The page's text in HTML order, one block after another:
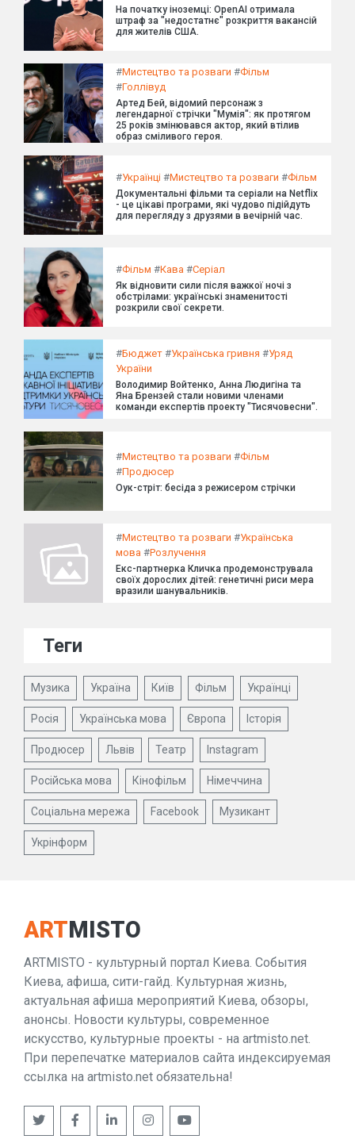
На початку іноземці: OpenAI отримала
штраф за "недостатнє" розкриття вакансій
для жителів США.
#Мистецтво та розваги #Фільм
#Голлівуд
Артед Бей, відомий персонаж з
легендарної стрічки "Мумія": як протягом
25 років змінювався актор, який втілив
образ сміливого героя.
#Українці #Мистецтво та розваги #Фільм
Документальні фільми та серіали на Netflix
- це цікаві програми, які чудово підійдуть
для перегляду з друзями в вечірній час.
#Фільм #Кава #Серіал
Як відновити сили після важкої ночі з
обстрілами: українські знаменитості
розкрили свої секрети.
#Бюджет #Українська гривня #Уряд
України
Володимир Войтенко, Анна Людигіна та
Яна Брензей стали новими членами
команди експертів проекту "Тисячовесни".
#Мистецтво та розваги #Фільм
#Продюсер
Оук-стріт: бесіда з режисером стрічки
#Мистецтво та розваги #Українська
мова #Розлучення
Екс-партнерка Кличка продемонструвала
своїх дорослих дітей: генетичні риси мера
вразили шанувальників.
Теги
Музика Україна Київ Фільм Українці
Росія Українська мова Європа Історія
Продюсер Львів Театр Instagram
Російська мова Кінофільм Німеччина
Соціальна мережа Facebook Музикант
Укрінформ
ARTMISTO
ARTMISTO - культурный портал Киева. События
Киева, афиша, сити-гайд. Культурная жизнь,
актуальная афиша мероприятий Киева, обзоры,
анонсы. Новости культуры, современное
искусство, культурные проекты - на artmisto.net.
При перепечатке материалов сайта индексируемая
ссылка на artmisto.net обязательна!